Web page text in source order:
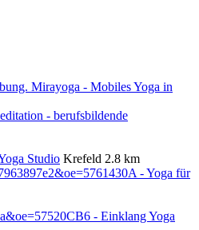
Mirayoga - Mobiles Yoga in
Studio Krefeld 2.8 km